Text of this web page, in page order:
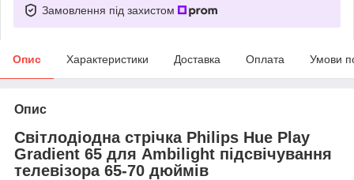
Замовлення під захистом
Опис Характеристики Доставка Оплата Умови
Опис
Світлодіодна стрічка Philips Hue Play
Gradient 65 для Ambilight підсвічування
телевізора 65-70 дюймів